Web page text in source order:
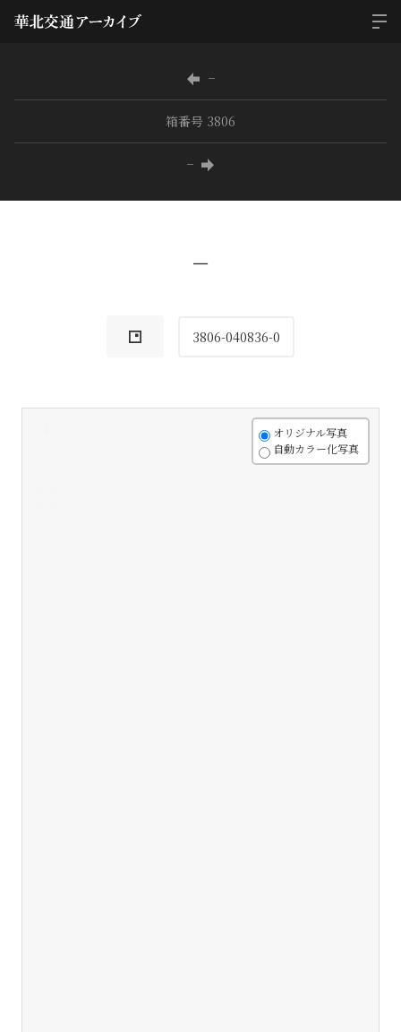
−
箱番号 3806
−
−
3806-040836-0
オリジナル写真
自動カラー化写真